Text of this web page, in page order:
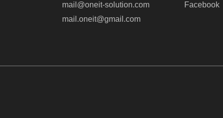
mail@oneit-solution.com
mail.oneit@gmail.com
Facebook